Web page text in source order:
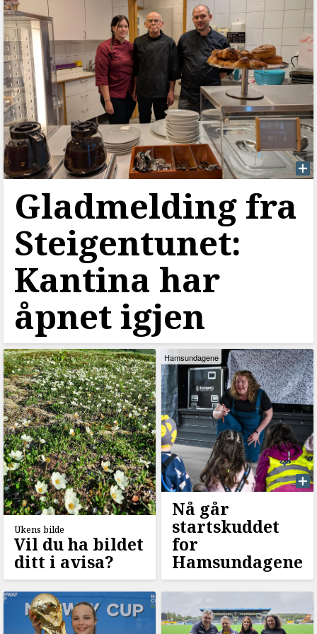
Gladmelding fra
Steigentunet:
Kantina har
åpnet igjen
Ukens bilde
Vil du ha bildet
ditt i avisa?
Hamsundagene
Nå går
startskuddet
for
Hamsundagene